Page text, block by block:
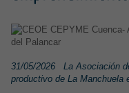
31/05/2026
La Asociación
productivo de La Manchuela